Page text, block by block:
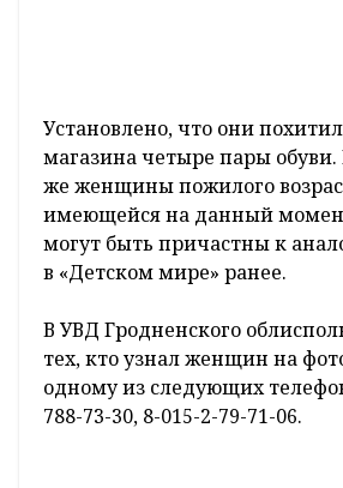
Установлено, что они
магазина четыре пары обуви.
же женщины пожилого
имеющейся на данный
могут быть причастны к
в «Детском мире» ранее.
В УВД Гродненского
тех, кто узнал женщин на
одному из следующих
788-73-30, 8-015-2-79-71-06.